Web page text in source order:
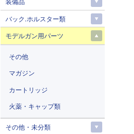
バック.ホルスター類
モデルガン用パーツ
その他
マガジン
カートリッジ
火薬・キャップ類
その他・未分類